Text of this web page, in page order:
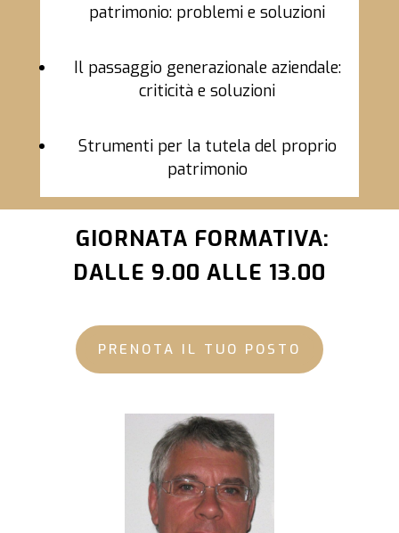
patrimonio: problemi e soluzioni
Il passaggio generazionale aziendale:
criticità e soluzioni
Strumenti per la tutela del proprio
patrimonio
GIORNATA FORMATIVA:
DALLE 9.00 ALLE 13.00
PRENOTA IL TUO POSTO